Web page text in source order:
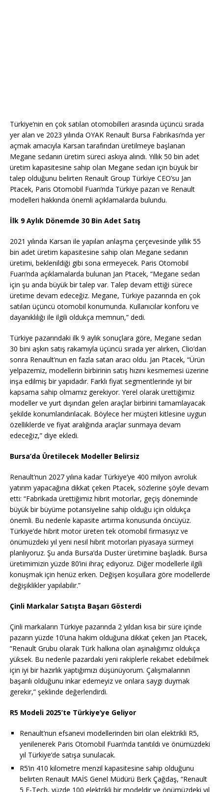
Türkiye’nin en çok satılan otomobilleri arasında üçüncü sırada
yer alan ve 2023 yılında OYAK Renault Bursa Fabrikası’nda yer
açmak amacıyla Karsan tarafından üretilmeye başlanan
Megane sedanın üretim süreci askıya alındı. Yıllık 50 bin adet
üretim kapasitesine sahip olan Megane sedan için büyük bir
talep olduğunu belirten Renault Group Türkiye CEO’su Jan
Ptacek, Paris Otomobil Fuarı’nda Türkiye pazarı ve Renault
modelleri hakkında önemli açıklamalarda bulundu.
İlk 9 Aylık Dönemde 30 Bin Adet Satış
2021 yılında Karsan ile yapılan anlaşma çerçevesinde yıllık 55
bin adet üretim kapasitesine sahip olan Megane sedanın
üretimi, beklenildiği gibi sona ermeyecek. Paris Otomobil
Fuarı’nda açıklamalarda bulunan Jan Ptacek, “Megane sedan
için şu anda büyük bir talep var. Talep devam ettiği sürece
üretime devam edeceğiz. Megane, Türkiye pazarında en çok
satılan üçüncü otomobil konumunda. Kullanıcılar konforu ve
dayanıklılığı ile ilgili oldukça memnun,” dedi.
Türkiye pazarındaki ilk 9 aylık sonuçlara göre, Megane sedan
30 bini aşkın satış rakamıyla üçüncü sırada yer alırken, Clio’dan
sonra Renault’nun en fazla satan aracı oldu. Jan Ptacek, “Ürün
yelpazemiz, modellerin birbirinin satış hızını kesmemesi üzerine
inşa edilmiş bir yapıdadır. Farklı fiyat segmentlerinde iyi bir
kapsama sahip olmamız gerekiyor. Yerel olarak ürettiğimiz
modeller ve yurt dışından gelen araçlar birbirini tamamlayacak
şekilde konumlandırılacak. Böylece her müşteri kitlesine uygun
özelliklerde ve fiyat aralığında araçlar sunmaya devam
edeceğiz,” diye ekledi.
Bursa’da Üretilecek Modeller Belirsiz
Renault’nun 2027 yılına kadar Türkiye’ye 400 milyon avroluk
yatırım yapacağına dikkat çeken Ptacek, sözlerine şöyle devam
etti: “Fabrikada ürettiğimiz hibrit motorlar, geçiş döneminde
büyük bir büyüme potansiyeline sahip olduğu için oldukça
önemli. Bu nedenle kapasite artırma konusunda öncüyüz.
Türkiye’de hibrit motor üreten tek otomobil firmasıyız ve
önümüzdeki yıl yeni nesil hibrit motorları piyasaya sürmeyi
planlıyoruz. Şu anda Bursa’da Duster üretimine başladık. Bursa
üretimimizin yüzde 80’ini ihraç ediyoruz. Diğer modellerle ilgili
konuşmak için henüz erken. Değişen koşullara göre modellerde
değişiklikler yapılabilir.”
Çinli Markalar Satışta Başarı Gösterdi
Çinli markaların Türkiye pazarında 2 yıldan kısa bir süre içinde
pazarın yüzde 10’una hakim olduğuna dikkat çeken Jan Ptacek,
“Renault Grubu olarak Türk halkına olan aşinalığımız oldukça
yüksek. Bu nedenle pazardaki yeni rakiplerle rekabet edebilmek
için iyi bir hazırlık yaptığımızı düşünüyorum. Çalışmalarının
başarılı olduğunu inkar edemeyiz ve onlara saygı duymak
gerekir,” şeklinde değerlendirdi.
R5 Modeli 2025’te Türkiye’ye Geliyor
Renault’nun efsanevi modellerinden biri olan elektrikli R5,
yenilenerek Paris Otomobil Fuarı’nda tanıtıldı ve önümüzdeki
yıl Türkiye’de satışa sunulacak.
R5’in 410 kilometre menzil kapasitesine sahip olduğunu
belirten Renault MAİS Genel Müdürü Berk Çağdaş, “Renault
5 E-Tech, yüzde 100 elektrikli bir modeldir ve önümüzdeki yıl